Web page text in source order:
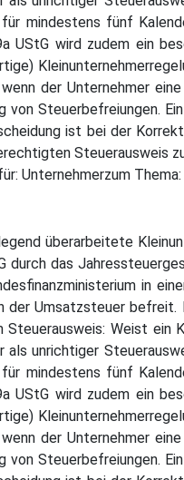
mindestens fünf
UStG wird zudem ein
der Unternehmer
von Steuerbefreiungen.
ist bei der
Steuerausweis
Unternehmerzum
überarbeitete
durch das
in
der Umsatzsteuer
Steuerausweis: Weist ein
als unrichtiger
mindestens fünf
UStG wird zudem ein
der Unternehmer
von Steuerbefreiungen.